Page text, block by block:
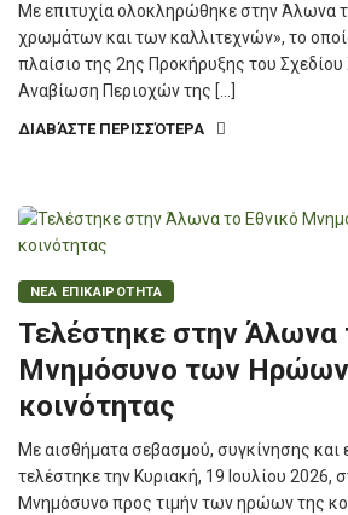
Με επιτυχία ολοκληρώθηκε στην Άλωνα
χρωμάτων και των καλλιτεχνών», το
πλαίσιο της 2ης Προκήρυξης του Σχεδίου
Αναβίωση Περιοχών της […]
ΔΙΑΒΆΣΤΕ ΠΕΡΙΣΣΌΤΕΡΑ
ΝΕΑ ΕΠΙΚΑΙΡΟΤΗΤΑ
Τελέστηκε στην Άλωνα
Μνημόσυνο των Ηρώων
κοινότητας
Με αισθήματα σεβασμού, συγκίνησης και
τελέστηκε την Κυριακή, 19 Ιουλίου 2026,
Μνημόσυνο προς τιμήν των ηρώων της